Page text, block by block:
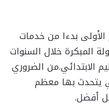
الأولى بدءا من خدمات
المبكرة خلال السنوات
الابتدائي.من الضروري
يتحدث بها معظم
أفضل.